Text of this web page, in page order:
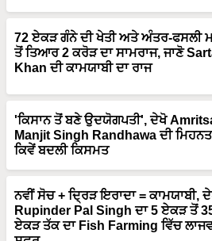
72 ਏਕੜ ਗੰਨੇ ਦੀ ਖੇਤੀ ਅਤੇ ਅੰਤਰ-ਫਸਲੀ
ਤੋਂ ਤਿਆਰ 2 ਕਰੋੜ ਦਾ ਸਾਮਰਾਜ, ਜਾਣੋ
Khan ਦੀ ਕਾਮਯਾਬੀ ਦਾ ਰਾਜ
'ਕਿਸਾਨ ਤੋਂ ਬਣੇ ਉਦਯੋਗਪਤੀ', ਦੇਖੋ
Manjit Singh Randhawa ਦੀ
ਕਿਵੇਂ ਬਦਲੀ ਕਿਸਮਤ
ਨਵੀਂ ਸੋਚ + ਦ੍ਰਿੜ ਇਰਾਦਾ = ਕਾਮਯਾਬੀ,
Rupinder Pal Singh ਦਾ 5 ਏਕੜ ਤੋਂ
ਏਕੜ ਤੱਕ ਦਾ Fish Farming ਵਿੱਚ